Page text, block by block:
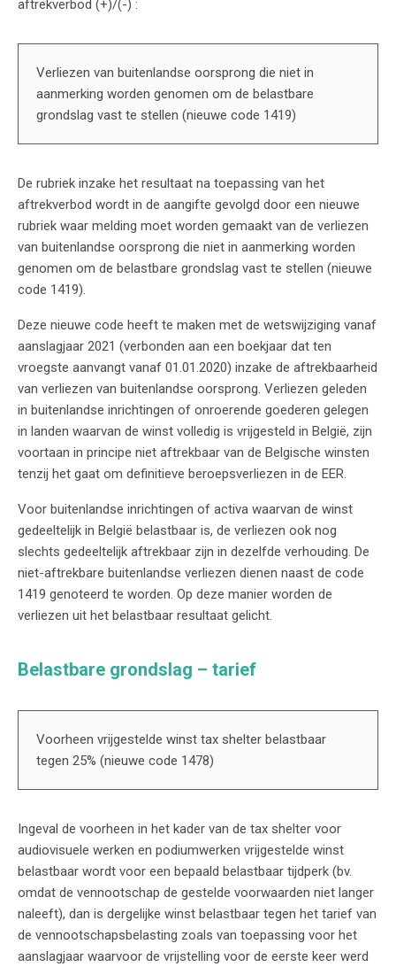
aftrekverbod (+)/(-) :
Verliezen van buitenlandse oorsprong die niet in
aanmerking worden genomen om de belastbare
grondslag vast te stellen (nieuwe code 1419)
De rubriek inzake het resultaat na toepassing van het
aftrekverbod wordt in de aangifte gevolgd door een nieuwe
rubriek waar melding moet worden gemaakt van de verliezen
van buitenlandse oorsprong die niet in aanmerking worden
genomen om de belastbare grondslag vast te stellen (nieuwe
code 1419).
Deze nieuwe code heeft te maken met de wetswijziging vanaf
aanslagjaar 2021 (verbonden aan een boekjaar dat ten
vroegste aanvangt vanaf 01.01.2020) inzake de aftrekbaarheid
van verliezen van buitenlandse oorsprong. Verliezen geleden
in buitenlandse inrichtingen of onroerende goederen gelegen
in landen waarvan de winst volledig is vrijgesteld in België, zijn
voortaan in principe niet aftrekbaar van de Belgische winsten
tenzij het gaat om definitieve beroepsverliezen in de EER.
Voor buitenlandse inrichtingen of activa waarvan de winst
gedeeltelijk in België belastbaar is, de verliezen ook nog
slechts gedeeltelijk aftrekbaar zijn in dezelfde verhouding. De
niet-aftrekbare buitenlandse verliezen dienen naast de code
1419 genoteerd te worden. Op deze manier worden de
verliezen uit het belastbaar resultaat gelicht.
Belastbare grondslag – tarief
Voorheen vrijgestelde winst tax shelter belastbaar
tegen 25% (nieuwe code 1478)
Ingeval de voorheen in het kader van de tax shelter voor
audiovisuele werken en podiumwerken vrijgestelde winst
belastbaar wordt voor een bepaald belastbaar tijdperk (bv.
omdat de vennootschap de gestelde voorwaarden niet langer
naleeft), dan is dergelijke winst belastbaar tegen het tarief van
de vennootschapsbelasting zoals van toepassing voor het
aanslagjaar waarvoor de vrijstelling voor de eerste keer werd